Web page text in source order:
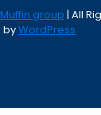
Muffin group | All
byWordPress